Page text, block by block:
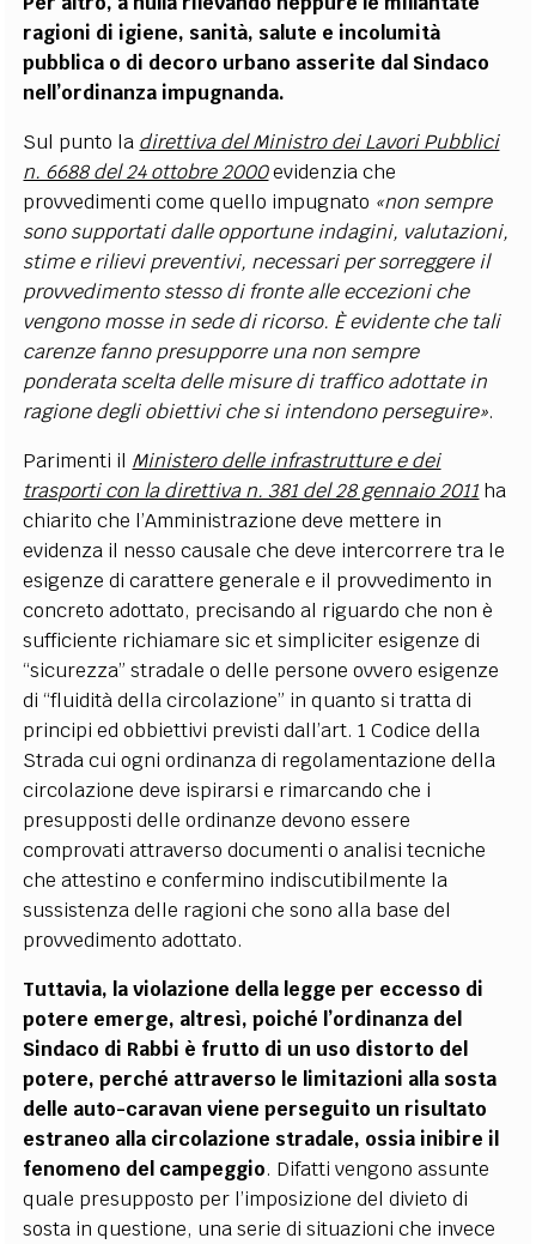
ragioni di igiene, sanità, salute e incolumità
pubblica o di decoro urbano asserite dal Sindaco
nell’ordinanza impugnanda.
Sul punto la direttiva del Ministro dei Lavori Pubblici
n. 6688 del 24 ottobre 2000evidenzia che
provvedimenti come quello impugnato «non sempre
sono supportati dalle opportune indagini, valutazioni,
stime e rilievi preventivi, necessari per sorreggere il
provvedimento stesso di fronte alle eccezioni che
vengono mosse in sede di ricorso. È evidente che tali
carenze fanno presupporre una non sempre
ponderata scelta delle misure di traffico adottate in
ragione degli obiettivi che si intendono perseguire».
Parimenti il Ministero delle infrastrutture e dei
trasporti con la direttiva n. 381 del 28 gennaio 2011 ha
chiarito che l’Amministrazione deve mettere in
evidenza il nesso causale che deve intercorrere tra le
esigenze di carattere generale e il provvedimento in
concreto adottato, precisando al riguardo che non è
sufficiente richiamare sic et simpliciter esigenze di
“sicurezza” stradale o delle persone ovvero esigenze
di“fluidità della circolazione” in quanto si tratta di
principi ed obbiettivi previsti dall’art. 1 Codice della
Strada cui ogni ordinanza di regolamentazione della
circolazione deve ispirarsi e rimarcando che i
presupposti delle ordinanze devono essere
comprovati attraverso documenti o analisi tecniche
che attestino e confermino indiscutibilmente la
sussistenza delle ragioni che sono alla base del
provvedimento adottato.
Tuttavia, la violazione della legge per eccesso di
potere emerge, altresì, poiché l’ordinanza del
Sindaco di Rabbi è frutto di un uso distorto del
potere, perché attraverso le limitazioni alla sosta
delle auto-caravan viene perseguito un risultato
estraneo alla circolazione stradale, ossia inibire il
fenomeno del campeggio. Difatti vengono assunte
quale presupposto per l’imposizione del divieto di
sosta in questione, una serie di situazioni che invece